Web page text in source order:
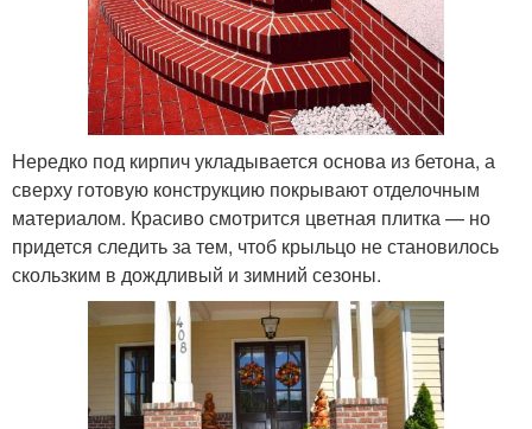
Нередко под кирпич укладывается основа из бетона, а
сверху готовую конструкцию покрывают отделочным
материалом. Красиво смотрится цветная плитка — но
придется следить за тем, чтоб крыльцо не становилось
скользким в дождливый и зимний сезоны.